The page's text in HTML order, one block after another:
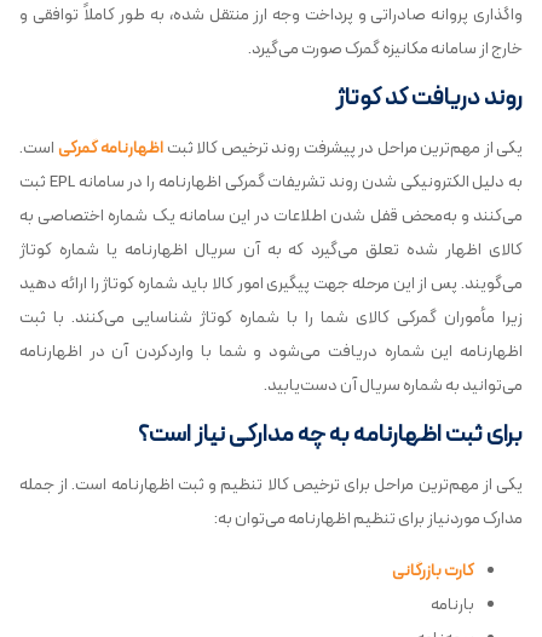
واگذاری پروانه صادراتی و پرداخت وجه ارز منتقل شده، به طور کاملاً توافقی و
خارج از سامانه مکانیزه گمرک صورت می‌گیرد.
روند دریافت کد کوتاژ
یکی از مهم‌ترین مراحل در پیشرفت روند ترخیص کالا ثبتاظهارنامه گمرکیاست.
به دلیل الکترونیکی شدن روند تشریفات گمرکی اظهارنامه را در سامانه EPL ثبت
می‌کنند و به‌محض قفل شدن اطلاعات در این سامانه یک شماره اختصاصی به
کالای اظهار شده تعلق می‌گیرد که به آن سریال اظهارنامه یا شماره کوتاژ
می‌گویند. پس از این مرحله جهت پیگیری امور کالا باید شماره کوتاژ را ارائه دهید
زیرا مأموران گمرکی کالای شما را با شماره کوتاژ شناسایی می‌کنند. با ثبت
اظهارنامه این شماره دریافت می‌شود و شما با واردکردن آن در اظهارنامه
می‌توانید به شماره سریال آن دست‌یابید.
برای ثبت اظهارنامه به چه مدارکی نیاز است؟
یکی از مهم‌ترین مراحل برای ترخیص کالا تنظیم و ثبت اظهارنامه است. از جمله
مدارک موردنیاز برای تنظیم اظهارنامه می‌توان به:
کارت بازرگانی
بارنامه